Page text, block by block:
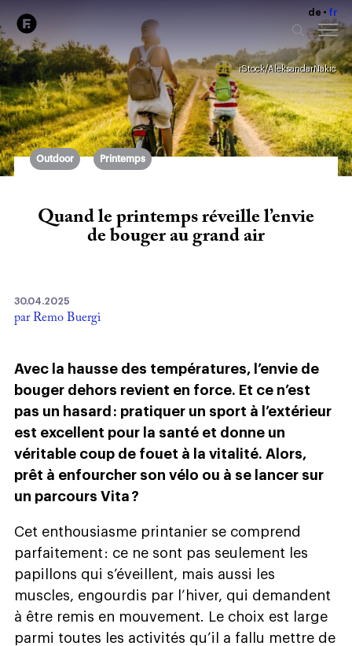
de fr
iStock/AleksandarNakic
Outdoor Printemps
Quand le printemps réveille l’envie
de bouger au grand air
30.04.2025
par Remo Buergi
Avec la hausse des températures, l’envie de
bouger dehors revient en force. Et ce n’est
pas un hasard : pratiquer un sport à l’extérieur
est excellent pour la santé et donne un
véritable coup de fouet à la vitalité. Alors,
prêt à enfourcher son vélo ou à se lancer sur
un parcours Vita ?
Cet enthousiasme printanier se comprend
parfaitement : ce ne sont pas seulement les
papillons qui s’éveillent, mais aussi les
muscles, engourdis par l’hiver, qui demandent
à être remis en mouvement. Le choix est large
parmi toutes les activités qu’il a fallu mettre de